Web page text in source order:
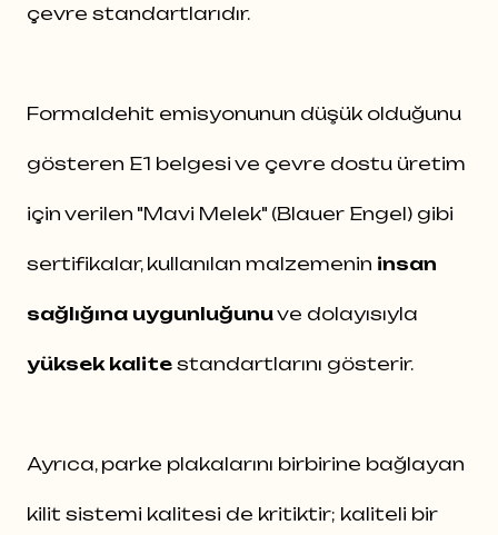
çevre standartlarıdır.
Formaldehit emisyonunun düşük olduğunu
gösteren E1 belgesi ve çevre dostu üretim
için verilen "Mavi Melek" (Blauer Engel) gibi
sertifikalar, kullanılan malzemenin insan
sağlığına uygunluğunuve dolayısıyla
yüksek kalite standartlarını gösterir.
Ayrıca, parke plakalarını birbirine bağlayan
kilit sistemi kalitesi de kritiktir; kaliteli bir